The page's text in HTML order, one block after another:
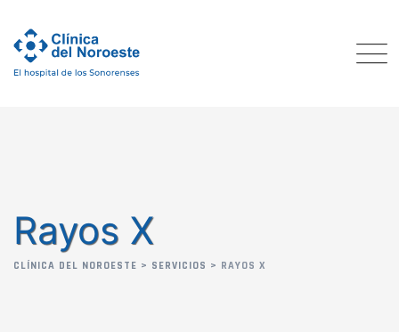
Rayos X
CLÍNICA DEL NOROESTE > SERVICIOS > RAYOS X